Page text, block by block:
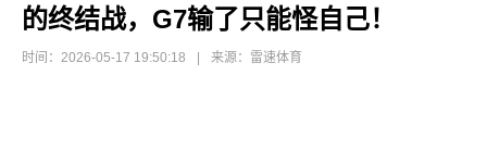
的终结战，G7输了只能怪自己！
时间：2026-05-17 19:50:18 来源：雷速体育